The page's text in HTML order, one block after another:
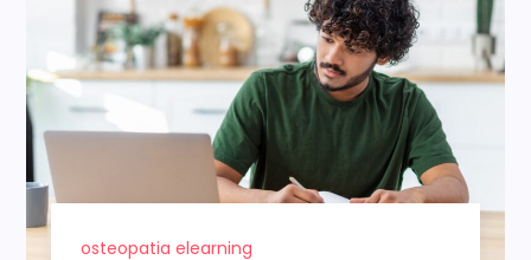
osteopatia elearning